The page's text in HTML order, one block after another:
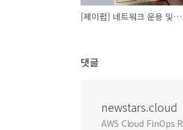
[제이펍] 네트워크 운용 및 유지 보수의 모든 것
댓글
newstars.cloud
AWS Cloud FinOps